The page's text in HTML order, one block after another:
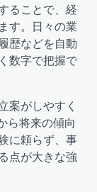
ることで、経
す。日々の業
歴などを自動
数字で把握で
案がしやすく
ら将来の傾向
に頼らず、事
点が大きな強